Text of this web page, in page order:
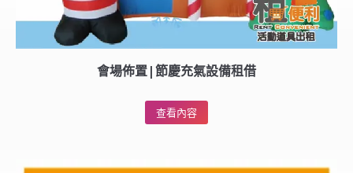
會場佈置|節慶充氣設備租借
查看內容